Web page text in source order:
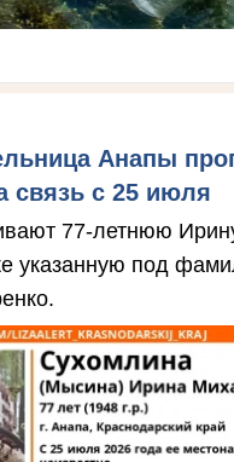
Анапы
связь с 25 июля
77-летнюю
указанную под